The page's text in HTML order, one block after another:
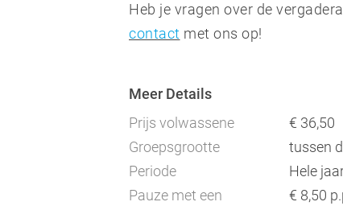
Heb je vragen over de
contact met ons op!
Meer Details
Prijs volwassene
€ 36,50
Groepsgrootte
tussen
Periode
Hele
Pauze met een
€ 8,50